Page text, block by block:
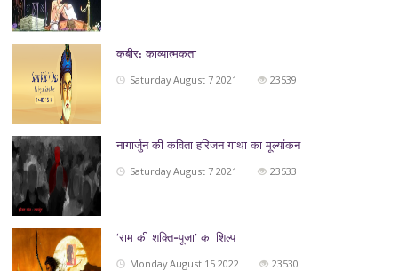
कबीर: काव्यात्मकता
Saturday August 7 2021
23539
नागार्जुन की कविता हरिजन गाथा का मूल्यांकन
Saturday August 7 2021
23533
‘राम की शक्ति-पूजा’ का शिल्प
Monday August 15 2022
23530